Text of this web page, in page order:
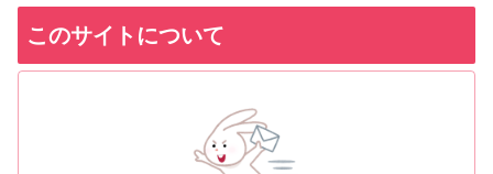
このサイトについて